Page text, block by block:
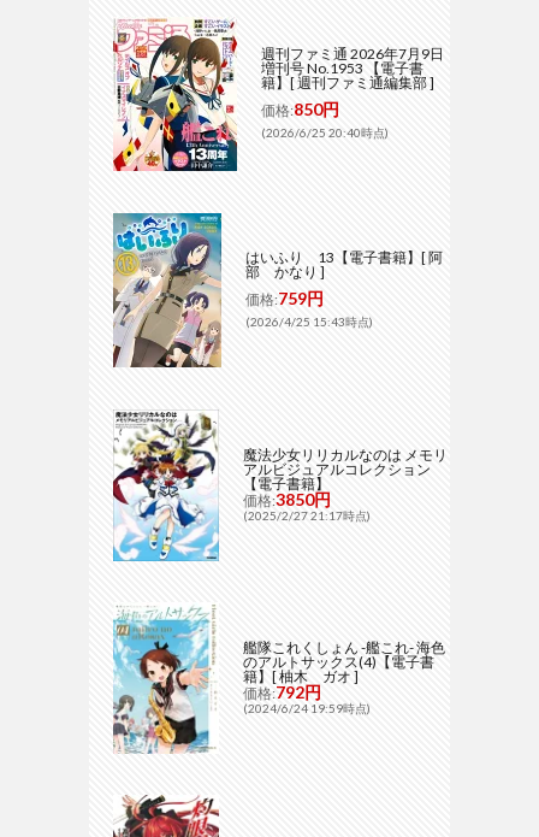
週刊ファミ通 2026年7月9日
増刊号 No.1953 【電子書
籍】[ 週刊ファミ通編集部 ]
価格:850円
(2026/6/25 20:40時点)
はいふり 13【電子書籍】[ 阿
部 かなり ]
価格:759円
(2026/4/25 15:43時点)
魔法少女リリカルなのは メモリ
アルビジュアルコレクション
【電子書籍】
価格:3850円
(2025/2/27 21:17時点)
艦隊これくしょん -艦これ- 海色
のアルトサックス(4)【電子書
籍】[ 柚木 ガオ ]
価格:792円
(2024/6/24 19:59時点)